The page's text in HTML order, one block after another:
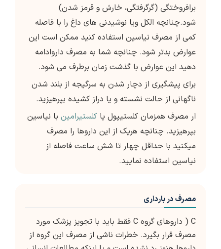
برافروختگی (گرگرفتگی، خارش و قرمز شدن)
شود.چنانچه الکل ویا نوشیدنی های داغ را با فاصله
کمی از مصرف نیاسین استفاده کنید ممکن است این
عوارض بدتر شود. چنانچه شما به مصرف داروادامه
دهید این عوارض با گذشت زمان برطرف می شود.
برای پیشگیری از دچار شدن به سرگیجه از بلند شدن
ناگهانی از حالت نشسته و یا دراز کشیده بپرهیزید.
ار مصرف همزمان کلستیپول یا کلستیرامین با نیاسین
بپرهیزید. چنانچه هریک از این داروها را مصرف
میکنید با حداقل چهار تا شش ساعت فاصله از
نیاسین استفاده نمایید.
مصرف در بارداری
C ( داروهای گروه C فقط باید با تجویز پزشک مورد
مصرف قرار بگیرد. خطرات ناشی از مصرف این گروه از